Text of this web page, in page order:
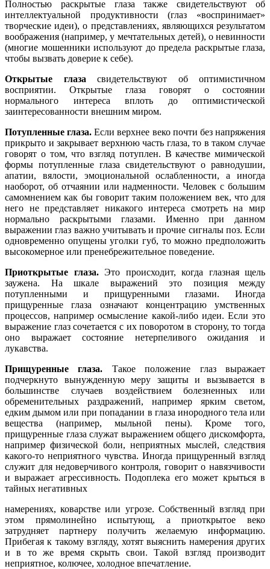
Полностью раскрытые глаза также свидетельствуют об
интеллектуальной продуктивности (глаз «воспринимает»
творческие идеи), о представлениях, являющихся результатом
воображения (например, у мечтательных детей), о невинности
(многие мошенники используют до предела раскрытые глаза,
чтобы вызвать доверие к себе).
Открытые глаза свидетельствуют об оптимистичном
восприятии. Открытые глаза говорят о состоянии
нормального интереса вплоть до оптимистической
заинтересованности внешним миром.
Потупленные глаза.Если верхнее веко почти без напряжения
прикрыто и закрывает верхнюю часть глаза, то в таком случае
говорят о том, что взгляд потуплен. В качестве мимической
формы потупленные глаза свидетельствуют о равнодушии,
апатии, вялости, эмоциональной ослабленности, а иногда
наоборот, об отчаянии или надменности. Человек с большим
самомнением как бы говорит таким положением век, что для
него не представляет никакого интереса смотреть на мир
нормально раскрытыми глазами. Именно при данном
выражении глаз важно учитывать и прочие сигналы поз. Если
одновременно опущены уголки губ, то можно предположить
высокомерное или пренебрежительное поведение.
Приоткрытые глаза. Это происходит, когда глазная щель
заужена. На шкале выражений это позиция между
потупленными и прищуренными глазами. Иногда
прищуренные глаза означают концентрацию умственных
процессов, например осмысление какой-либо идеи. Если это
выражение глаз сочетается с их поворотом в сторону, то тогда
оно выражает состояние нетерпеливого ожидания и
лукавства.
Прищуренные глаза. Такое положение глаз выражает
подчеркнуто вынужденную меру защиты и вызывается в
большинстве случаев воздействием болезненных или
обременительных раздражений, например ярким светом,
едким дымом или при попадании в глаза инородного тела или
вещества (например, мыльной пены). Кроме того,
прищуренные глаза служат выражением общего дискомфорта,
например физической боли, неприятных мыслей, следствия
какого-то неприятного чувства. Иногда прищуренный взгляд
служит для недоверчивого контроля, говорит о навязчивости
и выражает агрессивность. Подоплека его может крыться в
тайных негативных
намерениях, коварстве или угрозе. Собственный взгляд при
этом прямолинейно испытующ, а приоткрытое веко
затрудняет партнеру получить желаемую информацию.
Прибегая к такому взгляду, хотят выяснить намерения других
и в то же время скрыть свои. Такой взгляд производит
неприятное, колючее, холодное впечатление.